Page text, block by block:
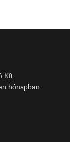
Kft.
hónapban.